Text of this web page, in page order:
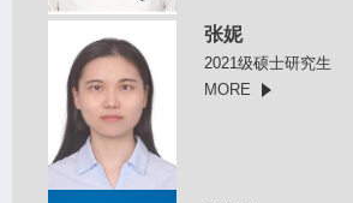
张妮
2021级硕士研究生
MORE